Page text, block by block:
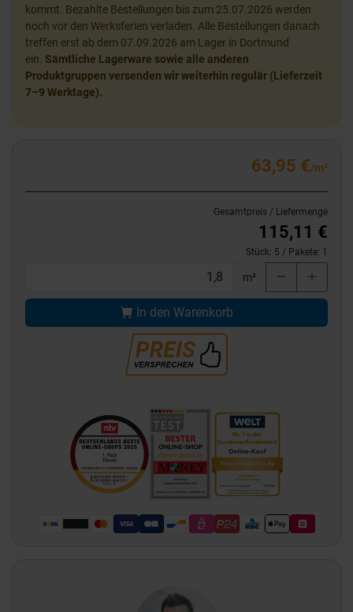
kommt. Bezahlte Bestellungen bis zum 25.07.2026 werden
noch vor den Werksferien verladen. Alle Bestellungen danach
treffen erst ab dem 07.09.2026 am Lager in Dortmund
ein. Sämtliche Lagerware sowie alle anderen
Produktgruppen versenden wir weiterhin regulär (Lieferzeit
7–9 Werktage).
63,95 €/m²
Gesamtpreis / Liefermenge
115,11 €
Stück: 5 / Pakete: 1
m²
In den Warenkorb